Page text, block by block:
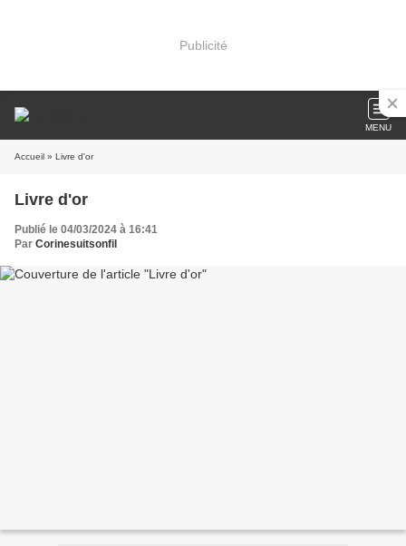
Publicité
MENU
Accueil » Livre d'or
Livre d'or
Publié le 04/03/2024 à 16:41
Par Corinesuitsonfil